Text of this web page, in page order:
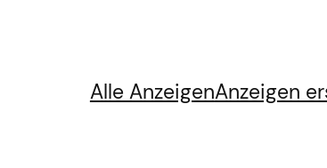
Alle AnzeigenAnzeigen